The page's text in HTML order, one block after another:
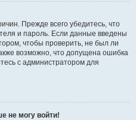
Прежде всего убедитесь, что
и пароль. Если данные введены
чтобы проверить, не был ли
возможно, что допущена ошибка
с администратором для
не могу войти!